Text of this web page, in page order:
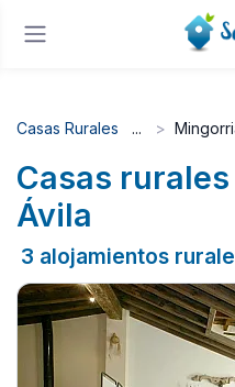
Casas Rurales
Casas
Ávila
3 alojamientos